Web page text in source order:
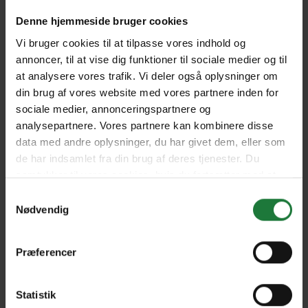
Denne hjemmeside bruger cookies
Vi bruger cookies til at tilpasse vores indhold og
annoncer, til at vise dig funktioner til sociale medier og til
at analysere vores trafik. Vi deler også oplysninger om
din brug af vores website med vores partnere inden for
sociale medier, annonceringspartnere og
analysepartnere. Vores partnere kan kombinere disse
data med andre oplysninger, du har givet dem, eller som
de har indsamlet fra din brug af deres tjenester. Du
samtykker til vores cookies, hvis du fortsætter med at
Nødvendig
Præferencer
Statistik
Agosto/Settembre - 2024
Aprile/Maggio - 2024 Febbraio/Marzo - 2024
Dicembre/Gennnaio - 2024 Ottobre/Novembre - 2023